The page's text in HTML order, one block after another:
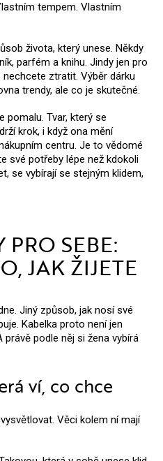
tempem. Vlastním
života, který unese. Někdy
parfém a knihu. Jindy jen pro
nechcete ztratit. Výběr dárku
trendy, ale co je skutečné.
pomalu. Tvar, který se
krok, i když ona mění
centru. Je to vědomé
své potřeby lépe než kdokoli
se vybírají se stejným klidem,
PRO SEBE:
JAK ŽIJETE
Jiný způsob, jak nosí své
Kabelka proto není jen
podle něj si žena vybírá
ví, co chce
Věci kolem ní mají